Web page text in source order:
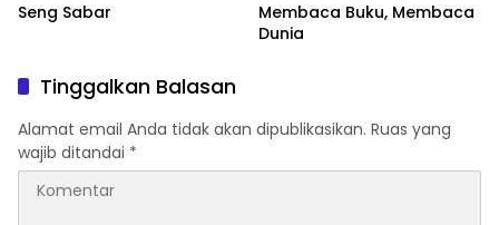
Seng Sabar
Membaca Buku, Membaca
Dunia
Tinggalkan Balasan
Alamat email Anda tidak akan dipublikasikan. Ruas yang
wajib ditandai *